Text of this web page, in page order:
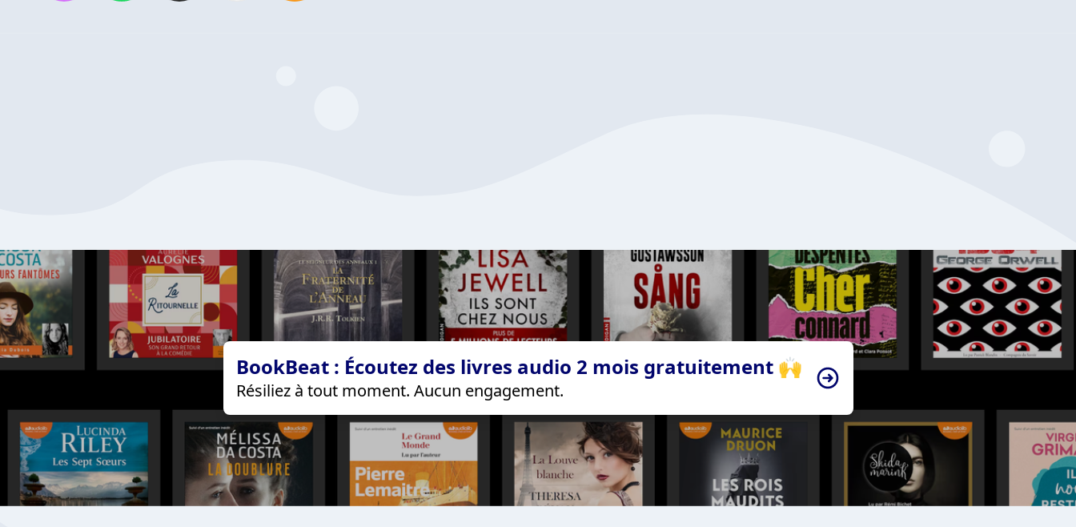
BookBeat : Écoutez des livres audio 2 mois gratuitement 🙌
Résiliez à tout moment. Aucun engagement.